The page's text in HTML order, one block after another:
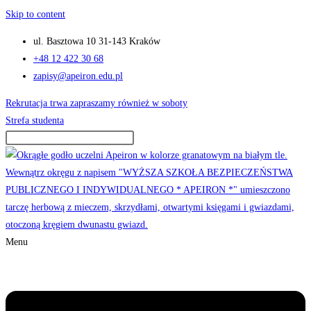
Skip to content
ul. Basztowa 10 31-143 Kraków
+48 12 422 30 68
zapisy@apeiron.edu.pl
Rekrutacja trwa zapraszamy również w soboty
Strefa studenta
Menu